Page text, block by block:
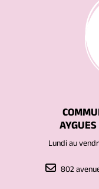
Lundi au
802